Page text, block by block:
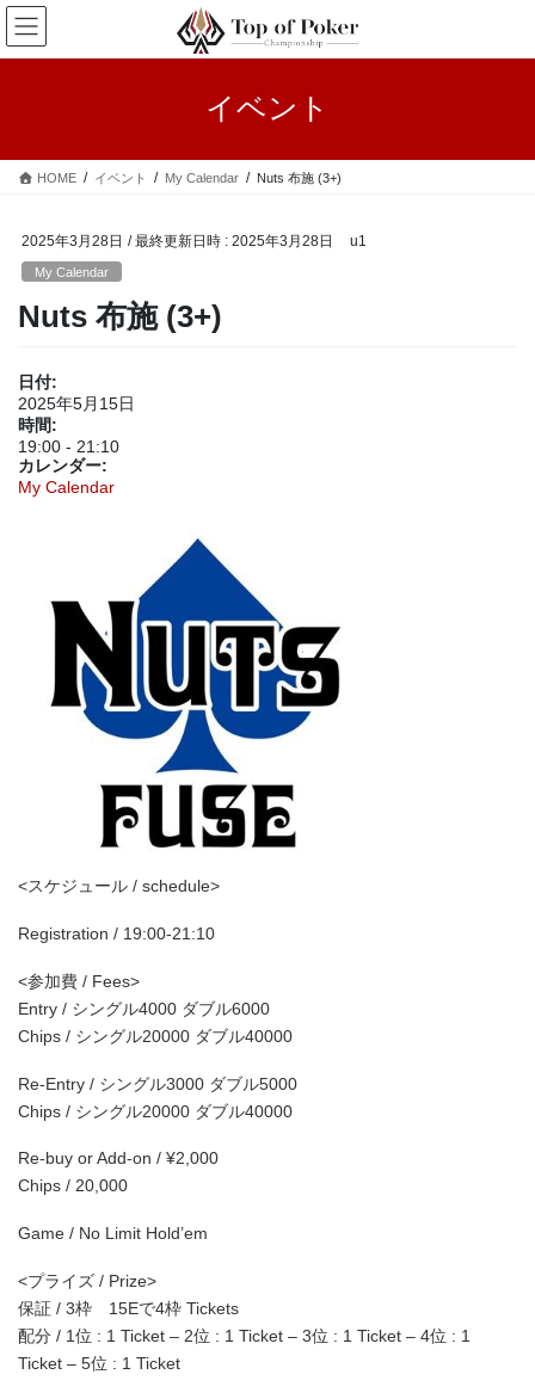
コ
ン
テ
ス
ナ
ビ
ゲ
ン
イベント
HOME イベント My Calendar Nuts 布施 (3+)
2025年3月28日 / 最終更新日時 : 2025年3月28日 u1
My Calendar
Nuts 布施 (3+)
日付:
2025年5月15日
時間:
19:00 - 21:10
カレンダー:
My Calendar
<スケジュール / schedule>
Registration / 19:00-21:10
<参加費 / Fees>
Entry / シングル4000 ダブル6000
Chips / シングル20000 ダブル40000
Re-Entry / シングル3000 ダブル5000
Chips / シングル20000 ダブル40000
Re-buy or Add-on / ¥2,000
Chips / 20,000
Game / No Limit Hold’em
<プライズ / Prize>
保証 / 3枠 15Eで4枠 Tickets
配分 / 1位 : 1 Ticket – 2位 : 1 Ticket – 3位 : 1 Ticket – 4位 : 1
Ticket – 5位 : 1 Ticket